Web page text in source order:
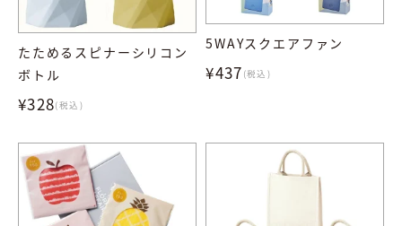
たためるスピナーシリコン
ボトル
¥328(税込)
5WAYスクエアファン
¥437 (税込)